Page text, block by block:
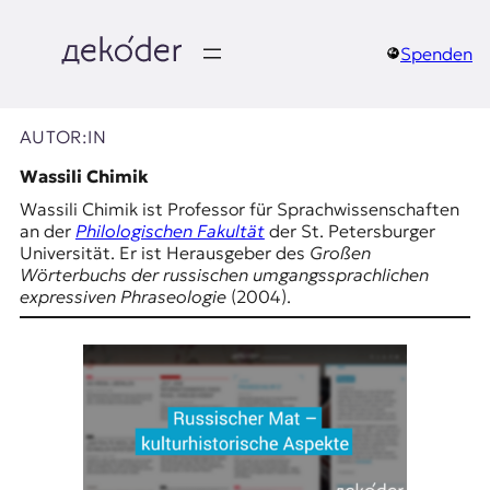
springen
e
k
o
d
e
Spenden
AUTOR:IN
Wassili Chimik
Wassili Chimik ist Professor für Sprachwissenschaften
an der Philologischen Fakultätder St. Petersburger
Universität. Er ist Herausgeber des Großen
Wörterbuchs der russischen umgangssprachlichen
expressiven Phraseologie(2004).